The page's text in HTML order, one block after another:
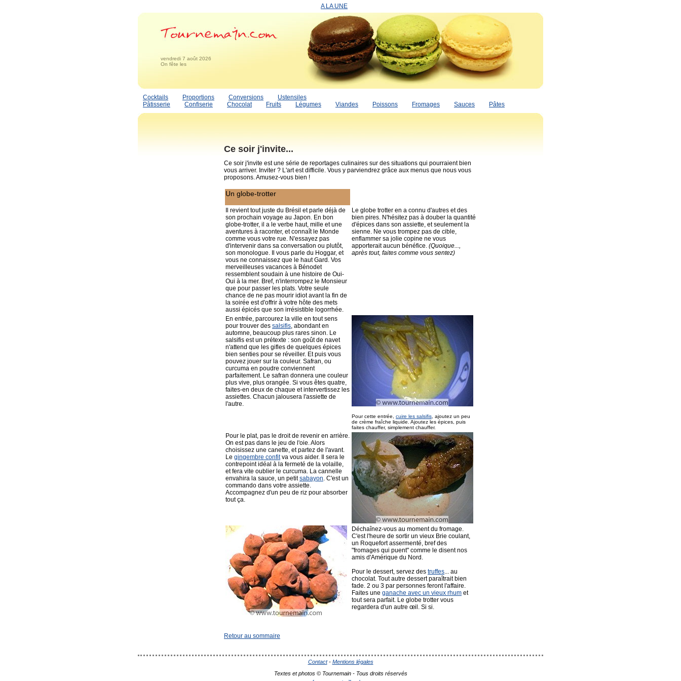
A LA UNE
vendredi 7 août 2026
On fête les
Cocktails Proportions Conversions
Ustensiles
Pâtisserie
Confiserie Chocolat Fruits Légumes Viandes Poissons Fromages Sauces Pâtes
Ce soir j'invite...
Ce soir j'invite est une série de reportages culinaires sur des situations qui pourraient bien
vous arriver. Inviter ? L'art est difficile. Vous y parviendrez grâce aux menus que nous vous
proposons. Amusez-vous bien !
Un globe-trotter
Il revient tout juste du Brésil et parle déjà de
son prochain voyage au Japon. En bon
globe-trotter, il a le verbe haut, mille et une
aventures à raconter, et connaît le Monde
comme vous votre rue. N'essayez pas
d'intervenir dans sa conversation ou plutôt,
son monologue. Il vous parle du Hoggar, et
vous ne connaissez que le haut Gard. Vos
merveilleuses vacances à Bénodet
ressemblent soudain à une histoire de Oui-
Oui à la mer. Bref, n'interrompez le Monsieur
que pour passer les plats. Votre seule
chance de ne pas mourir idiot avant la fin de
la soirée est d'offrir à votre hôte des mets
aussi épicés que son irrésistible logorrhée.
Le globe trotter en a connu d'autres et des
bien pires. N'hésitez pas à douber la quantité
d'épices dans son assiette, et seulement la
sienne. Ne vous trompez pas de cible,
enflammer sa jolie copine ne vous
apporterait aucun bénéfice. (Quoique...,
après tout, faites comme vous sentez)
En entrée, parcourez la ville en tout sens
pour trouver des salsifis, abondant en
automne, beaucoup plus rares sinon. Le
salsifis est un prétexte : son goût de navet
n'attend que les gifles de quelques épices
bien senties pour se réveiller. Et puis vous
pouvez jouer sur la couleur. Safran, ou
curcuma en poudre conviennent
parfaitement. Le safran donnera une couleur
plus vive, plus orangée. Si vous êtes quatre,
faites-en deux de chaque et intervertissez les
assiettes. Chacun jalousera l'assiette de
l'autre.
Pour cette entrée, cuire les salsifis , ajoutez un peu
de crème fraîche liquide. Ajoutez les épices, puis
faites chauffer, simplement chauffer.
Pour le plat, pas le droit de revenir en arrière.
On est pas dans le jeu de l'oie. Alors
choisissez une canette, et partez de l'avant.
Le gingembre confitva vous aider. Il sera le
contrepoint idéal à la fermeté de la volaille,
et fera vite oublier le curcuma. La cannelle
envahira la sauce, un petitsabayon. C'est un
commando dans votre assiette.
Accompagnez d'un peu de riz pour absorber
tout ça.
Déchaînez-vous au moment du fromage.
C'est l'heure de sortir un vieux Brie coulant,
un Roquefort assermenté, bref des
"fromages qui puent" comme le disent nos
amis d'Amérique du Nord.
Pour le dessert, servez des truffes... au
chocolat. Tout autre dessert paraîtrait bien
fade. 2 ou 3 par personnes feront l'affaire.
Faites une ganache avec un vieux rhum et
tout sera parfait. Le globe trotter vous
regardera d'un autre œil. Si si.
Retour au sommaire
Contact- Mentions légales
Textes et photos © Tournemain - Tous droits réservés